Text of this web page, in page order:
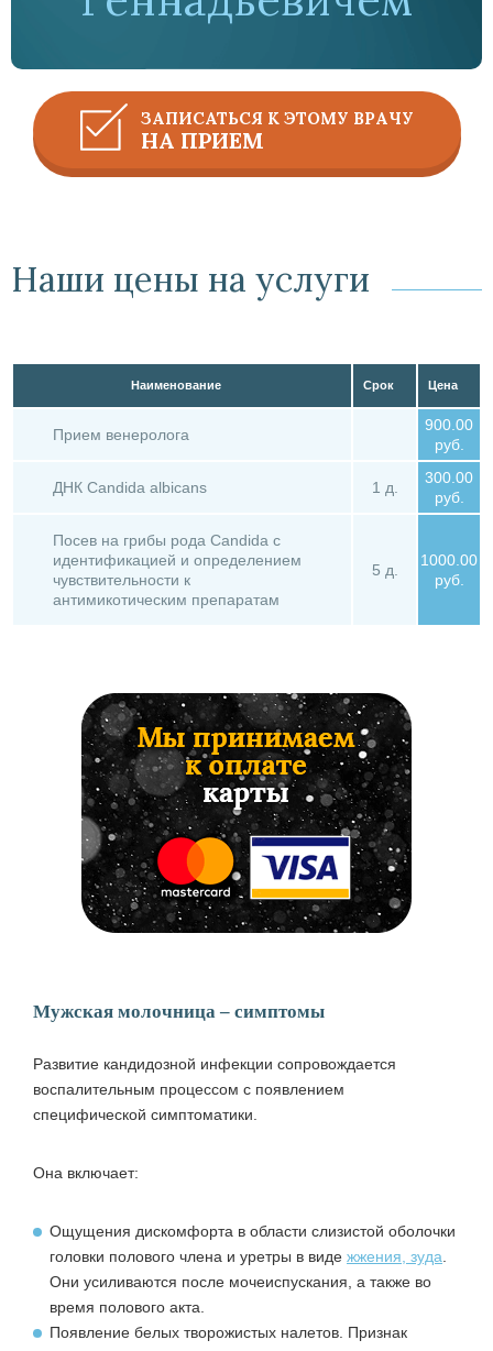
ЗАПИСАТЬСЯ К ЭТОМУ ВРАЧУ
НА ПРИЕМ
Наши цены на услуги
Наименование Срок Цена
Прием венеролога
900.00
руб.
ДНК Candida albicans 1 д.
300.00
руб.
Посев на грибы рода Candida с
идентификацией и определением
чувствительности к
антимикотическим препаратам
5 д.
1000.00
руб.
Мужская молочница – симптомы
Развитие кандидозной инфекции сопровождается
воспалительным процессом с появлением
специфической симптоматики.
Она включает:
Ощущения дискомфорта в области слизистой оболочки
головки полового члена и уретры в виде жжения, зуда
Они усиливаются после мочеиспускания, а также во
время полового акта.
Появление белых творожистых налетов. Признак